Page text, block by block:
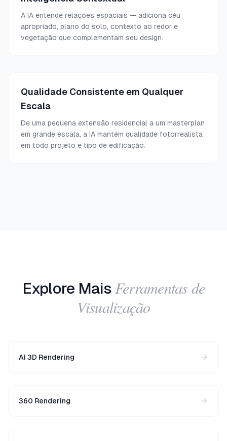
A IA entende relações espaciais — adiciona céu
apropriado, plano do solo, contexto ao redor e
vegetação que complementam seu design.
Qualidade Consistente em Qualquer
Escala
De uma pequena extensão residencial a um masterplan
em grande escala, a IA mantém qualidade fotorrealista
em todo projeto e tipo de edificação.
Explore Mais Ferramentas de
Visualização
AI 3D Rendering
360 Rendering